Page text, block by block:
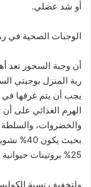
أو شد عضلي.
الوجبات الصحية في
أن وجبة السحور تعد
ربة المنزل بوجبتي
يجب أن يتم غرفها في
الهرم الغذائي على
والخضروات،
25% بروتينات حيوانية ومنتجات ألبان، و 5% زيوت مضافة.
ولتخفيف نسبة